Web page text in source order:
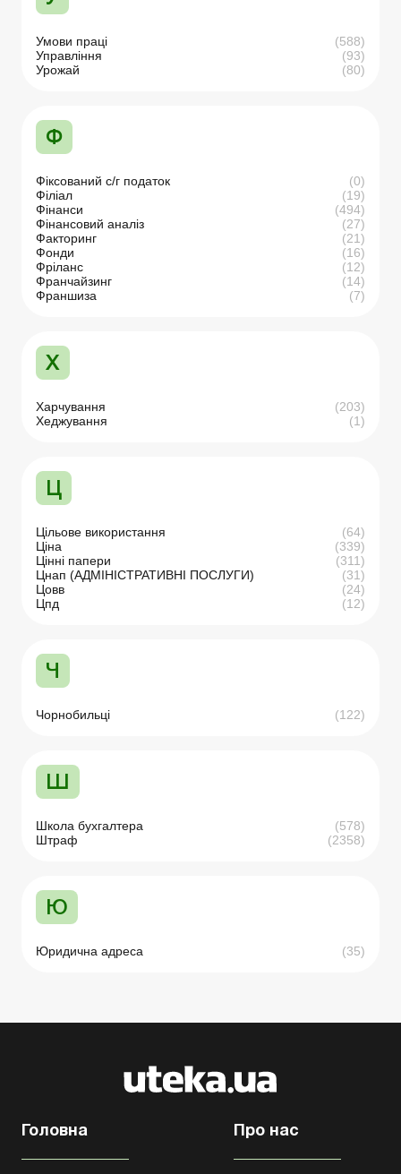
Умови праці
(588)
Управління
(93)
Урожай
(80)
Ф
Фіксований с/г податок
(0)
Філіал
(19)
Фінанси
(494)
Фінансовий аналіз
(27)
Факторинг
(21)
Фонди
(16)
Фріланс
(12)
Франчайзинг
(14)
Франшиза
(7)
Х
Харчування
(203)
Хеджування
(1)
Ц
Цільове використання
(64)
Ціна
(339)
Цінні папери
(311)
Цнап (АДМІНІСТРАТИВНІ ПОСЛУГИ)
(31)
Цовв
(24)
Цпд
(12)
Ч
Чорнобильці (122)
Ш
Школа бухгалтера
(578)
Штраф
(2358)
Ю
Юридична адреса (35)
Головна Про нас